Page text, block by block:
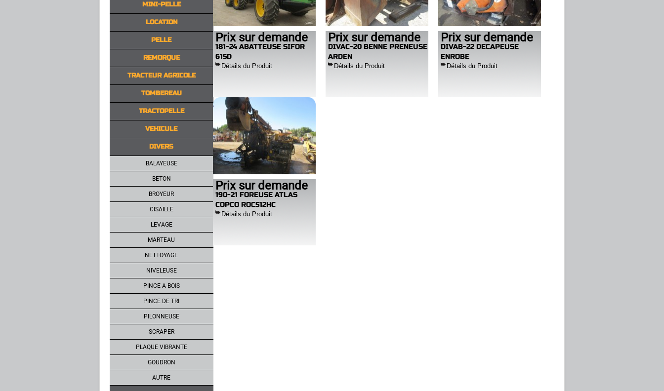
MINI-PELLE
LOCATION
PELLE
REMORQUE
TRACTEUR AGRICOLE
TOMBEREAU
TRACTOPELLE
VEHICULE
DIVERS
BALAYEUSE
BETON
BROYEUR
CISAILLE
LEVAGE
MARTEAU
NETTOYAGE
NIVELEUSE
PINCE A BOIS
PINCE DE TRI
PILONNEUSE
SCRAPER
PLAQUE VIBRANTE
GOUDRON
AUTRE
Prix sur demande
181-24 ABATTEUSE SIFOR
615D
Détails du Produit
Prix sur demande
DIVAC-20 BENNE PRENEUSE
ARDEN
Détails du Produit
Prix sur demande
DIVAB-22 DECAPEUSE
ENROBE
Détails du Produit
Prix sur demande
190-21 FOREUSE ATLAS
COPCO ROC512HC
Détails du Produit